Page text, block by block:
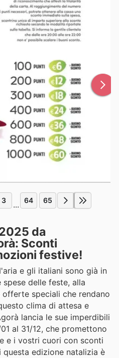
3 ... 64 65
da
Sconti
festive!
e gli italiani sono già in
delle feste, alla
speciali che rendano
clima di attesa e
lancia le sue imperdibili
al 31/12, che promettono
e i vostri cuori con sconti
edizione natalizia è